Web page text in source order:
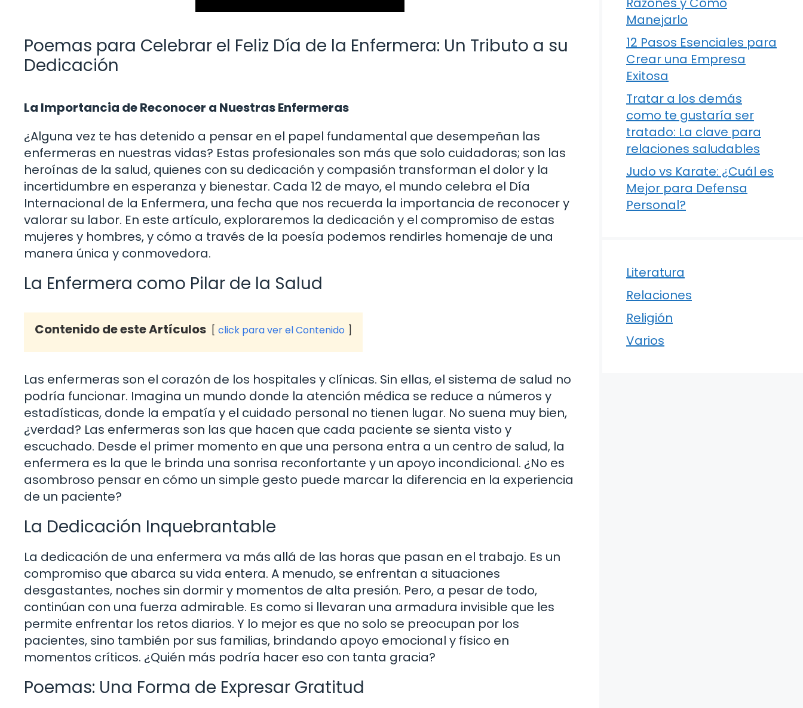
Poemas para Celebrar el Feliz Día de la Enfermera: Un Tributo a su
Dedicación
La Importancia de Reconocer a Nuestras Enfermeras
¿Alguna vez te has detenido a pensar en el papel fundamental que desempeñan las
enfermeras en nuestras vidas? Estas profesionales son más que solo cuidadoras; son las
heroínas de la salud, quienes con su dedicación y compasión transforman el dolor y la
incertidumbre en esperanza y bienestar. Cada 12 de mayo, el mundo celebra el Día
Internacional de la Enfermera, una fecha que nos recuerda la importancia de reconocer y
valorar su labor. En este artículo, exploraremos la dedicación y el compromiso de estas
mujeres y hombres, y cómo a través de la poesía podemos rendirles homenaje de una
manera única y conmovedora.
La Enfermera como Pilar de la Salud
Contenido de este Artículos click para ver el Contenido
Las enfermeras son el corazón de los hospitales y clínicas. Sin ellas, el sistema de salud no
podría funcionar. Imagina un mundo donde la atención médica se reduce a números y
estadísticas, donde la empatía y el cuidado personal no tienen lugar. No suena muy bien,
¿verdad? Las enfermeras son las que hacen que cada paciente se sienta visto y
escuchado. Desde el primer momento en que una persona entra a un centro de salud, la
enfermera es la que le brinda una sonrisa reconfortante y un apoyo incondicional. ¿No es
asombroso pensar en cómo un simple gesto puede marcar la diferencia en la experiencia
de un paciente?
La Dedicación Inquebrantable
La dedicación de una enfermera va más allá de las horas que pasan en el trabajo. Es un
compromiso que abarca su vida entera. A menudo, se enfrentan a situaciones
desgastantes, noches sin dormir y momentos de alta presión. Pero, a pesar de todo,
continúan con una fuerza admirable. Es como si llevaran una armadura invisible que les
permite enfrentar los retos diarios. Y lo mejor es que no solo se preocupan por los
pacientes, sino también por sus familias, brindando apoyo emocional y físico en
momentos críticos. ¿Quién más podría hacer eso con tanta gracia?
Poemas: Una Forma de Expresar Gratitud
Manejarlo
12 Pasos Esenciales para
Crear una Empresa
Exitosa
Tratar a los demás
como te gustaría ser
tratado: La clave para
relaciones saludables
Judo vs Karate: ¿Cuál es
Mejor para Defensa
Personal?
Literatura
Relaciones
Religión
Varios